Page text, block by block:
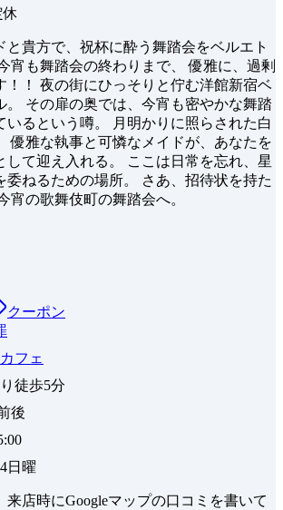
休
と貴方で、祝杯に酔う舞踏会をベルエト
宵も舞踏会の終わりまで、 優雅に、過剰
！！ 夜の街にひっそりと佇む洋館新宿ベ
。 その扉の奥では、今宵も密やかな舞踏
いるという噂。 月明かりに照らされた白
優雅な執事と可憐なメイドが、あなたを
して迎え入れる。 ここは日常を忘れ、星
委ねるための場所。 さあ、招待状を持た
宵の歌舞伎町の舞踏会へ。
クーポン
フェ
徒歩5分
後
日曜
来店時にGoogleマップの口コミを書いて